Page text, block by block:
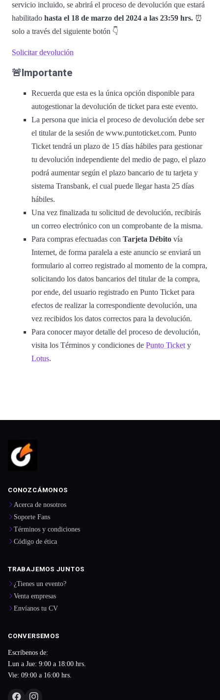
servicio incluido, se abrirá el proceso de devolución que estará
habilitado hasta el 18 de marzo del 2024 a las 23:59 hrs. ⏰
solo a través del siguiente botón 👇
Solicitar devolución
🚨Importante
Recuerda que esta es la única opción disponible para
autogestionar la devolución de ticket para este evento.
La persona que inicia el proceso de devolución debe ser
el titular de la sesión de www.puntoticket.com. Punto
Ticket tendrá un plazo de 15 días hábiles para gestionar
tu devolución independiente del medio de pago, el plazo
podrá aumentar según el plazo bancario de tu tarjeta y
sistema Transbank, el cual puede llegar hasta 25 días
hábiles.
Una vez finalizada tu solicitud de devolución, recibirás
un correo electrónico con un comprobante de la misma.
Para compras efectuadas con Tarjeta Débito vía
Internet, de forma paralela a este anuncio se enviará un
formulario al correo registrado al momento de la compra,
solicitando los datos bancarios del titular de la compra,
por ende, del usuario registrado en Punto Ticket para
efectos de realizar la correspondiente devolución, una
vez recibidos los datos correctos para la devolución.
Para conocer mayor detalle del proceso de devolución,
visita los Términos y condiciones de Punto Ticket y
Lotus.
CONOZCÁMONOS
Acerca de nosotros
Soporte Fans
Términos y condiciones
Código de ética
TRABAJEMOS JUNTOS
¿Tienes un evento?
Venta empresas
Envíanos tu CV
CONVERSEMOS
Escríbenos de:
Lun a Jue: 9:00 a 18:00 hrs.
Vie: 09:00 a 16:00 hrs.